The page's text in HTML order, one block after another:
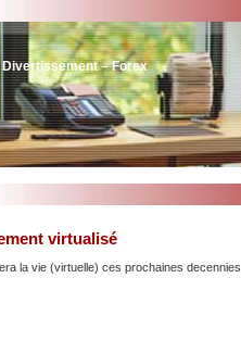
– Forex
virtualisé
la vie (virtuelle) ces prochaines decennies.